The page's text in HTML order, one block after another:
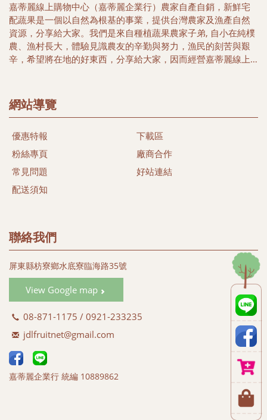
嘉蒂麗線上購物中心（嘉蒂麗企業行）農家自產自銷，新鮮宅
配蔬果是一個以自然為根基的事業，提供台灣農家及漁產自然
資源，分享給大家。我們是來自種植蔬果農家子弟, 自小在純樸
農、漁村長大，體驗見識農友的辛勤與努力，漁民的刻苦與艱
辛，希望將在地的好東西，分享給大家，因而經營嘉蒂麗線上
多一項選擇，多一份體驗台灣漁米之鄉的好味道。
尊重自然土地生態，落實有機生活為目標、推行發展當地農漁
特產，希望能以微簿力量，為大家找尋當地健康安心好食材。
樂活生命盡一份心力。
#蜜彩蓮霧禮盒 (#彩色蓮霧禮盒)
#白翠玉蓮霧 (#綠色蓮霧)
#蜜彩黑金 (#飛彈蓮霧)
#蜜彩巴掌 (#巴掌蓮霧)
#蜜彩子彈 (#子彈蓮霧)
網站導覽
優惠特報
粉絲專頁
常見問題
配送須知
下載區
廠商合作
好站連結
聯絡我們
屏東縣枋寮鄉水底寮臨海路35號
View Google map
08-871-1175 / 0921-233235
jdlfruitnet@gmail.com
嘉蒂麗企業行 統編 10889862